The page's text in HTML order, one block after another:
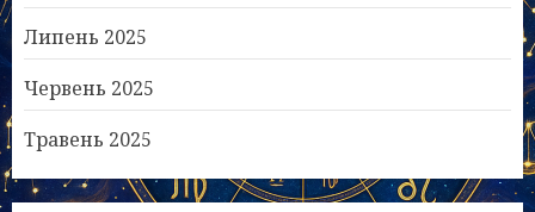
Липень 2025
Червень 2025
Травень 2025